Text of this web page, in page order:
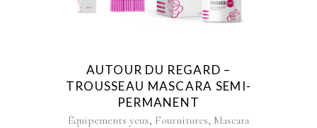
AUTOUR DU REGARD –
TROUSSEAU MASCARA SEMI-
PERMANENT
Équipements yeux, Fournitures, Mascara